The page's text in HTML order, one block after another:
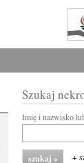
Szukaj
Imię i nazwisko
+